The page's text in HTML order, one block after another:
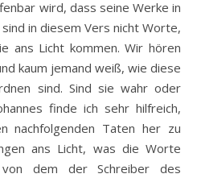
wird, dass seine Werke in
in diesem Vers nicht Worte,
ans Licht kommen. Wir hören
kaum jemand weiß, wie diese
sind. Sind sie wahr oder
finde ich sehr hilfreich,
nachfolgenden Taten her zu
ans Licht, was die Worte
dem der Schreiber des